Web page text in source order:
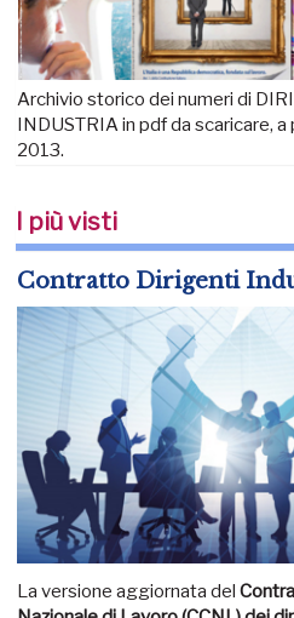
Archivio storico dei numeri di
INDUSTRIA in pdf da scaricare, a
2013.
I più visti
Contratto Dirigenti
La versione aggiornata del